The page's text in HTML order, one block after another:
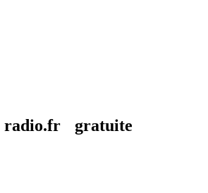
radio.fr gratuite